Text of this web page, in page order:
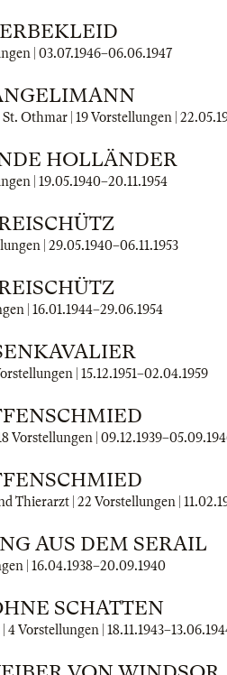
| 03.07.1946–06.06.1947
Othmar | 19 Vorstellungen |
HOLLÄNDER
| 19.05.1940–20.11.1954
| 29.05.1940–06.11.1953
| 16.01.1944–29.06.1954
| 15.12.1951–02.04.1959
Vorstellungen | 09.12.1939–
Thierarzt | 22 Vorstellungen |
AUS DEM SERAIL
| 16.04.1938–20.09.1940
SCHATTEN
4 Vorstellungen | 18.11.1943–